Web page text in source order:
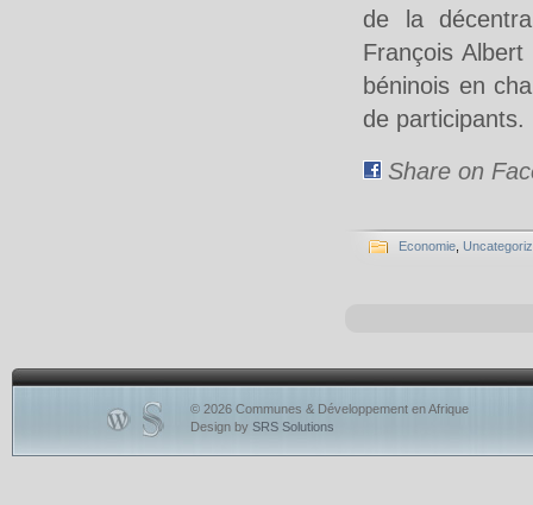
de la
François
béninois en
de participants.
Share on
Economie
© 2026 Communes & Développement en Afrique
Design by SRS Solutions